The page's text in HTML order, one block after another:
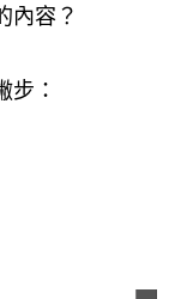
內容？
步：